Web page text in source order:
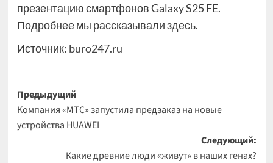
презентацию смартфонов Galaxy S25 FE.
Подробнее мы рассказывали здесь.
Источник: buro247.ru
Навигация
записи
Предыдущий
Компания «МТС» запустила предзаказ на новые
устройства HUAWEI
Следующий:
Какие древние люди «живут» в наших генах?